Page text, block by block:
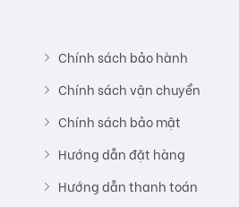
Chính sách bảo hành
Chính sách vận chuyển
Chính sách bảo mật
Hướng dẫn đặt hàng
Hướng dẫn thanh toán